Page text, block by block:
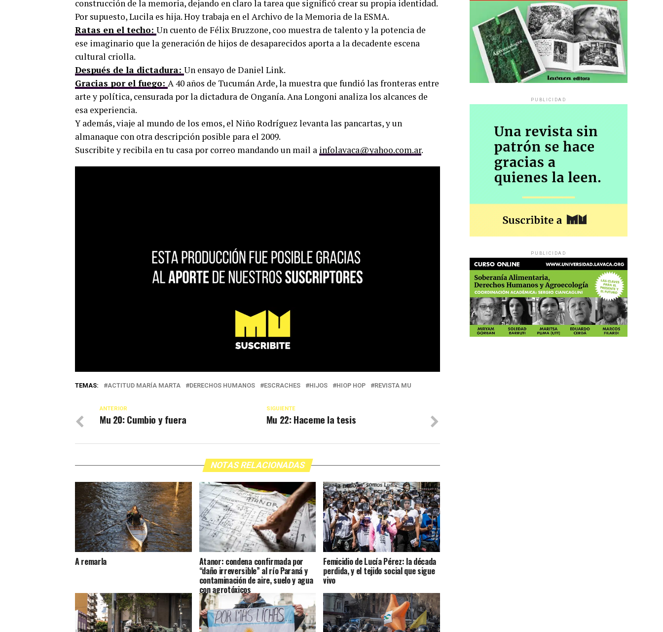
construcción de la memoria, dejando en claro la tarea que significó crear su propia identidad.
Por supuesto, Lucila es hija. Hoy trabaja en el Archivo de la Memoria de la ESMA.
Ratas en el techo: Un cuento de Félix Bruzzone, coo muestra de talento y la potencia de
ese imaginario que la generación de hijos de desaparecidos aporta a la decadente escena
cultural criolla.
Después de la dictadura: Un ensayo de Daniel Link.
Gracias por el fuego: A 40 años de Tucumán Arde, la muestra que fundió las fronteras entre
arte y política, censurada por la dictadura de Onganía. Ana Longoni analiza los alcances de
esa experiencia.
Y además, viaje al mundo de los emos, el Niño Rodríguez levanta las pancartas, y un
almanaque con otra descripción posible para el 2009.
Suscribite y recibila en tu casa por correo mandando un mail a infolavaca@yahoo.com.ar.
TEMAS: ACTITUD MARÍA MARTA DERECHOS HUMANOS ESCRACHES HIJOS HIOP HOP REVISTA MU
SIGUIENTE
Mu 22: Haceme la tesis
ANTERIOR
Mu 20: Cumbio y fuera
NOTAS RELACIONADAS
A remarla Atanor: condena confirmada por
“daño irreversible” al río Paraná y
contaminación de aire, suelo y agua
con agrotóxicos
Femicidio de Lucía Pérez: la década
perdida, y el tejido social que sigue
vivo
PUBLICIDAD
PUBLICIDAD